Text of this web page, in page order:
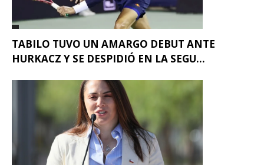
TABILO TUVO UN AMARGO DEBUT ANTE
HURKACZ Y SE DESPIDIÓ EN LA SEGU...